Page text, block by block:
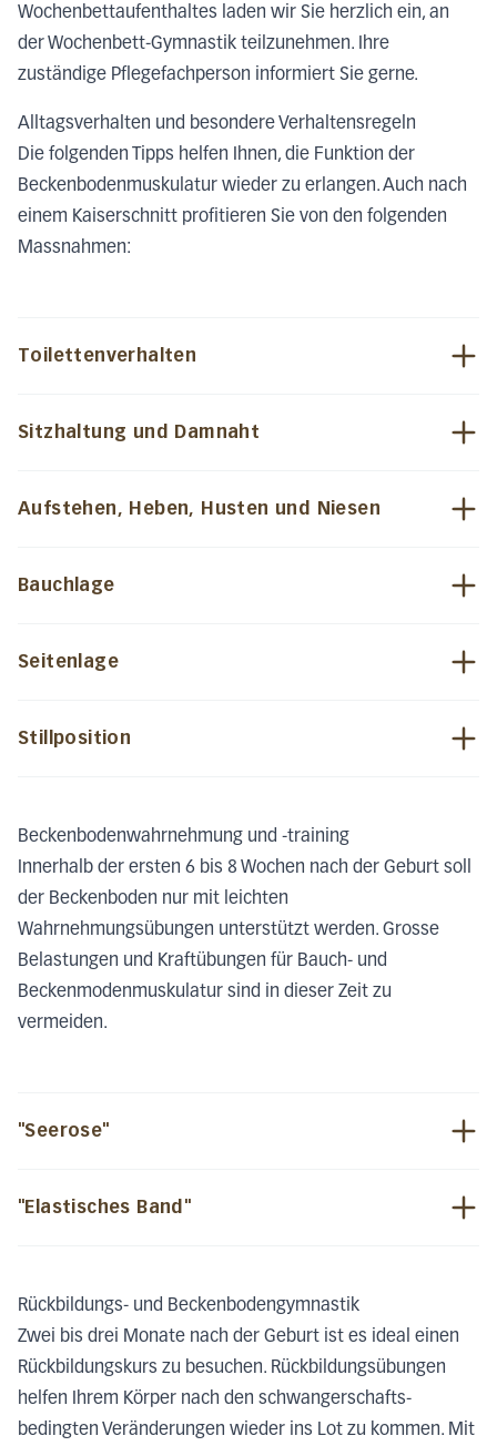
Wochenbettaufenthaltes laden wir Sie herzlich ein, an
der Wochenbett-Gymnastik teilzunehmen. Ihre
zuständige Pflegefachperson informiert Sie gerne.
Alltagsverhalten und besondere Verhaltensregeln
Die folgenden Tipps helfen Ihnen, die Funktion der
Beckenbodenmuskulatur wieder zu erlangen. Auch nach
einem Kaiserschnitt profitieren Sie von den folgenden
Massnahmen:
Toilettenverhalten
Sitzhaltung und Damnaht
Aufstehen, Heben, Husten und Niesen
Bauchlage
Seitenlage
Stillposition
Beckenbodenwahrnehmung und -training
Innerhalb der ersten 6 bis 8 Wochen nach der Geburt soll
der Beckenboden nur mit leichten
Wahrnehmungsübungen unterstützt werden. Grosse
Belastungen und Kraftübungen für Bauch- und
Beckenmodenmuskulatur sind in dieser Zeit zu
vermeiden.
"Seerose"
"Elastisches Band"
Rückbildungs- und Beckenbodengymnastik
Zwei bis drei Monate nach der Geburt ist es ideal einen
Rückbildungskurs zu besuchen. Rückbildungsübungen
helfen Ihrem Körper nach den schwangerschafts-
bedingten Veränderungen wieder ins Lot zu kommen. Mit